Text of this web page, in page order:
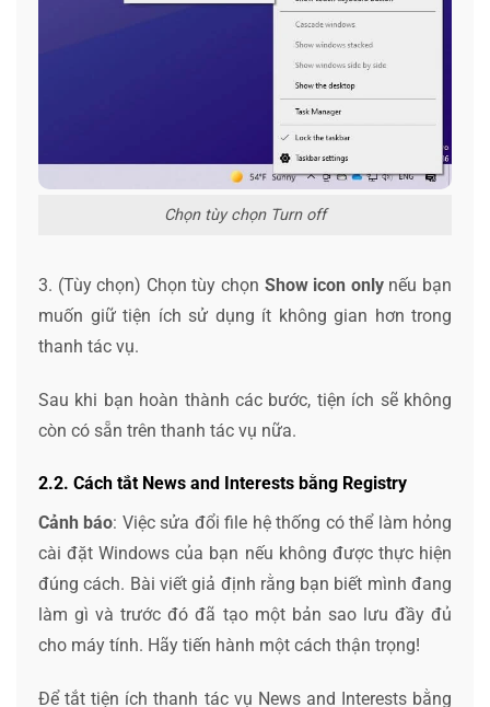
Chọn tùy chọn Turn off
3. (Tùy chọn) Chọn tùy chọn Show icon onlynếu bạn
muốn giữ tiện ích sử dụng ít không gian hơn trong
thanh tác vụ.
Sau khi bạn hoàn thành các bước, tiện ích sẽ không
còn có sẵn trên thanh tác vụ nữa.
2.2. Cách tắt News and Interests bằng Registry
Cảnh báo: Việc sửa đổi file hệ thống có thể làm hỏng
cài đặt Windows của bạn nếu không được thực hiện
đúng cách. Bài viết giả định rằng bạn biết mình đang
làm gì và trước đó đã tạo một bản sao lưu đầy đủ
cho máy tính. Hãy tiến hành một cách thận trọng!
Để tắt tiện ích thanh tác vụ News and Interests bằng